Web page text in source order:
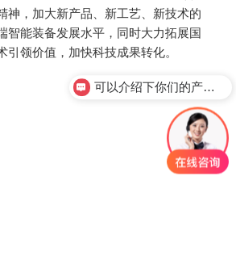
神，加大新产品、新工艺、新技术的
智能装备发展水平，同时大力拓展国
引领价值，加快科技成果转化。
可以介绍下你们的产品么？